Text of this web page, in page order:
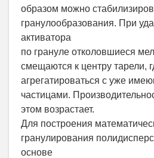
образом можно
гранулообразования. При
активатора
по грануле отколовшиеся
смещаются к центру тарели,
агрегатироваться с уже
частицами.
этом возрастает.
Для построения
гранулирования
основе